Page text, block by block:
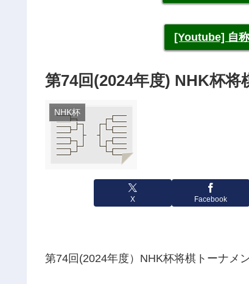
[Youtube] 自
第74回(2024年度) NHK杯
NHK杯
X Facebook
第74回(2024年度）NHK杯将棋トーナメ